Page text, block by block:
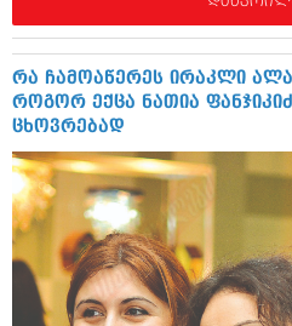
მარტი 2014 (413)
თებერვალი 2014 (318)
იანვარი 2014 (297)
დეკემბერი 2013 (365)
ნოემბერი 2013 (279)
ოქტომბერი 2013 (256)
სექტემბერი 2013 (368)
აგვისტო 2013 (89)
ივლისი 2013 (182)
ივნისი 2013 (212)
მაისი 2013 (259)
აპრილი 2013 (304)
მარტი 2013 (352)
თებერვალი 2013 (204)
რა ჩამოაწერეს ირაკლი
როგორ ექცა ნათია
ცხოვრებად